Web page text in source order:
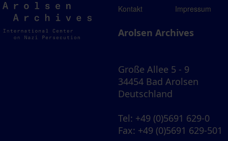
Arolsen
Archives
Kontakt Impressum
Arolsen Archives
Große Allee 5 - 9
34454 Bad Arolsen
Deutschland
Tel: +49 (0)5691 629-0
Fax: +49 (0)5691 629-501